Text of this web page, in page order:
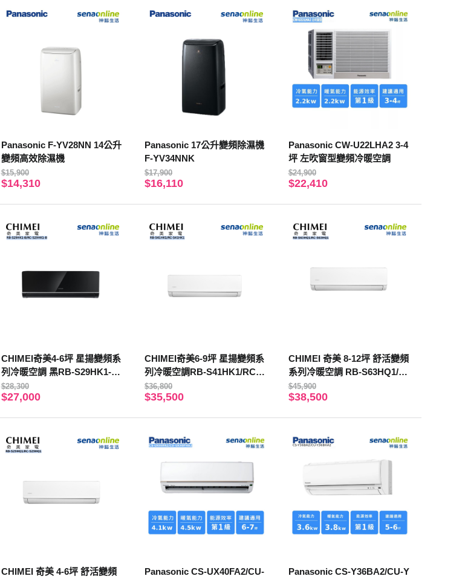
Panasonic F-YV28NN 14公升
變頻高效除濕機
$15,900
$14,310
Panasonic 17公升變頻除濕機
F-YV34NNK
$17,900
$16,110
Panasonic CW-U22LHA2 3-4
坪 左吹窗型變頻冷暖空調
$24,900
$22,410
CHIMEI奇美4-6坪 星揚變頻系
列冷暖空調 黑RB-S29HK1-B/
RC-S29HK1-B
$28,300
$27,000
CHIMEI奇美6-9坪 星揚變頻系
列冷暖空調RB-S41HK1/RC-S
41HK1
$36,800
$35,500
CHIMEI 奇美 8-12坪 舒活變頻
系列冷暖空調 RB-S63HQ1/R
C-S63HQ1
$45,900
$38,500
CHIMEI 奇美 4-6坪 舒活變頻
Panasonic CS-UX40FA2/CU-
Panasonic CS-Y36BA2/CU-Y